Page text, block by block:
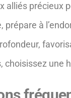
alliés
prépare à
une